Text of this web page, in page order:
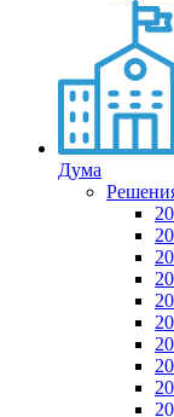
Дума